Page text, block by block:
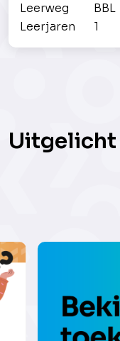
Leerweg
BBL
Leerjaren
1
Uitgelicht